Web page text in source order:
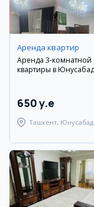
Аренда квартир
Аренда 3-комнатной
квартиры в
650 y.e
Ташкент,